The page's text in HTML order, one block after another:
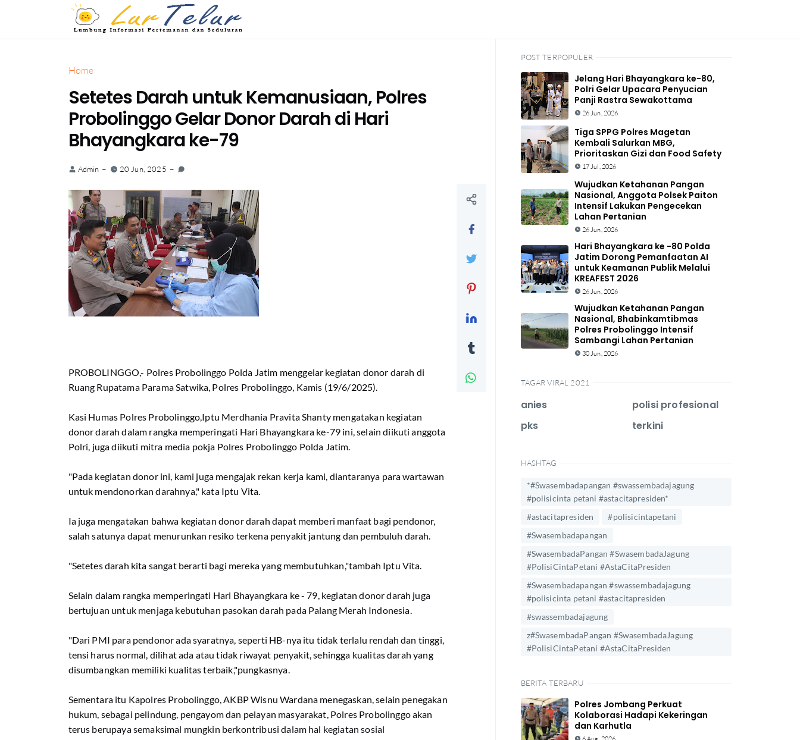
Home
Setetes Darah untuk Kemanusiaan, Polres
Probolinggo Gelar Donor Darah di Hari
Bhayangkara ke-79
Admin 20 Jun, 2025
PROBOLINGGO,- Polres Probolinggo Polda Jatim menggelar kegiatan donor darah di
Ruang Rupatama Parama Satwika, Polres Probolinggo, Kamis (19/6/2025).
Kasi Humas Polres Probolinggo,Iptu Merdhania Pravita Shanty mengatakan kegiatan
donor darah dalam rangka memperingati Hari Bhayangkara ke-79 ini, selain diikuti anggota
Polri, juga diikuti mitra media pokja Polres Probolinggo Polda Jatim.
"Pada kegiatan donor ini, kami juga mengajak rekan kerja kami, diantaranya para wartawan
untuk mendonorkan darahnya," kata Iptu Vita.
Ia juga mengatakan bahwa kegiatan donor darah dapat memberi manfaat bagi pendonor,
salah satunya dapat menurunkan resiko terkena penyakit jantung dan pembuluh darah.
"Setetes darah kita sangat berarti bagi mereka yang membutuhkan,"tambah Iptu Vita.
Selain dalam rangka memperingati Hari Bhayangkara ke - 79, kegiatan donor darah juga
bertujuan untuk menjaga kebutuhan pasokan darah pada Palang Merah Indonesia.
"Dari PMI para pendonor ada syaratnya, seperti HB-nya itu tidak terlalu rendah dan tinggi,
tensi harus normal, dilihat ada atau tidak riwayat penyakit, sehingga kualitas darah yang
disumbangkan memiliki kualitas terbaik,"pungkasnya.
Sementara itu Kapolres Probolinggo, AKBP Wisnu Wardana menegaskan, selain penegakan
hukum, sebagai pelindung, pengayom dan pelayan masyarakat, Polres Probolinggo akan
terus berupaya semaksimal mungkin berkontribusi dalam hal kegiatan sosial
POST TERPOPULER
Jelang Hari Bhayangkara ke-80,
Polri Gelar Upacara Penyucian
Panji Rastra Sewakottama
26 Jun, 2026
Tiga SPPG Polres Magetan
Kembali Salurkan MBG,
Prioritaskan Gizi dan Food Safety
17 Jul, 2026
Wujudkan Ketahanan Pangan
Nasional, Anggota Polsek Paiton
Intensif Lakukan Pengecekan
Lahan Pertanian
26 Jun, 2026
Hari Bhayangkara ke -80 Polda
Jatim Dorong Pemanfaatan AI
untuk Keamanan Publik Melalui
KREAFEST 2026
26 Jun, 2026
Wujudkan Ketahanan Pangan
Nasional, Bhabinkamtibmas
Polres Probolinggo Intensif
Sambangi Lahan Pertanian
30 Jun, 2026
TAGAR VIRAL 2021
anies
pks
polisi profesional
terkini
HASHTAG
*#Swasembadapangan #swassembadajagung
#polisicinta petani #astacitapresiden*
#astacitapresiden
#polisicintapetani
#Swasembadapangan
#SwasembadaPangan #SwasembadaJagung
#PolisiCintaPetani #AstaCitaPresiden
#Swasembadapangan #swassembadajagung
#polisicinta petani #astacitapresiden
#swassembadajagung
z#SwasembadaPangan #SwasembadaJagung
#PolisiCintaPetani #AstaCitaPresiden
BERITA TERBARU
Polres Jombang Perkuat
Kolaborasi Hadapi Kekeringan
dan Karhutla